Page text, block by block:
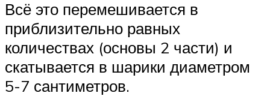
Всё это перемешивается в
приблизительно равных
количествах (основы 2 части) и
скатывается в шарики диаметром
5-7 сантиметров.